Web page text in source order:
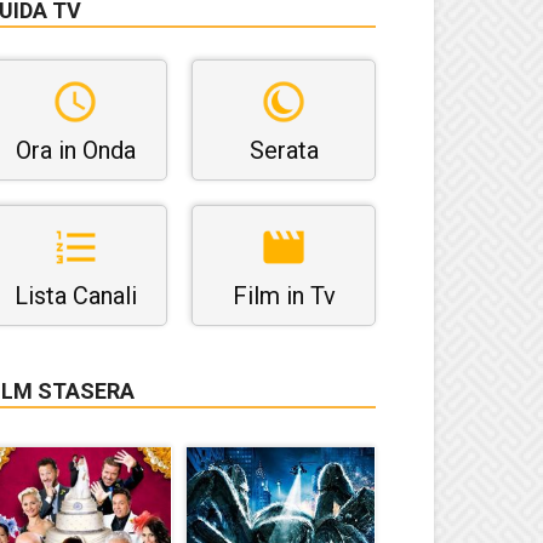
TV
Ora in Onda Serata
Lista Canali Film in Tv
STASERA